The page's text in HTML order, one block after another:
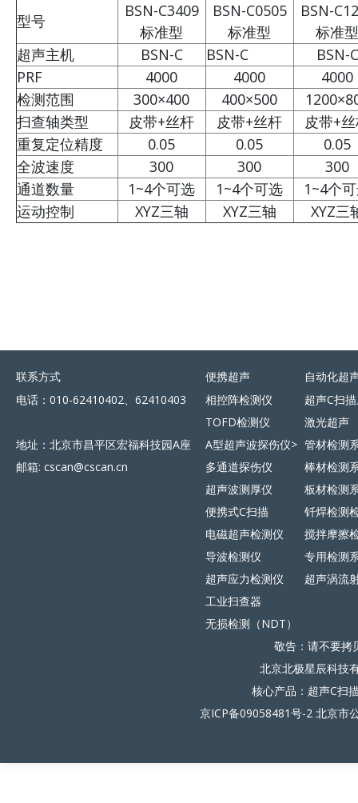
型号
BSN-C3409
标准型
BSN-C0505
标准型
BSN-
标准
超声主机
BSN-C BSN-C
BSN-C
PRF
4000 4000
4000
检测范围
300×400 400×500
扫查轴类型
皮带+丝杆 皮带+丝杆
皮带+
重复定位精度
0.05 0.05
0.05
全波速度
300 300
300
通道数量
1~4个可选 1~4个可选
1~4个
运动控制
XYZ三轴 XYZ三轴 XYZ三
联系方式 便携超声 自动化超
电话：010-62410402、62410403
地址：北京市昌平区宏福科技园A座
邮箱: cscan@cscan.cn
相控阵检测仪
TOFD检测仪
A型超声波探伤仪>
多通道探伤仪
超声波测厚仪
便携式C扫描
电磁超声检测仪
导波检测仪
超声应力检测仪
工业扫查器
无损检测（NDT）
超声C扫
激光超声
管材检测
棒材检测
板材检测
钎焊检测
搅拌摩擦
专用检测
超声涡流
敬告：请不要拷
北京北极星辰科技
核心产品：超声C扫
京ICP备09058481号-2 北京市